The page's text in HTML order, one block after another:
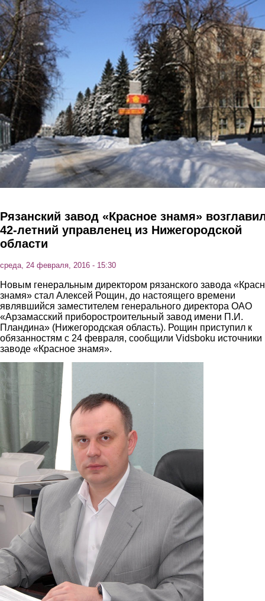
Перейти к основному содержанию
Рязанский завод «Красное знамя»
42-летний управленец из Нижегородской
области
среда, 24 февраля, 2016 - 15:30
Новым генеральным директором рязанского завода
знамя» стал Алексей Рощин, до настоящего времени
являвшийся заместителем генерального директора ОАО
«Арзамасский приборостроительный завод имени П.И.
Пландина» (Нижегородская область). Рощин приступил к
обязанностям с 24 февраля, сообщили Vidsboku источники
заводе «Красное знамя».
1.jpg